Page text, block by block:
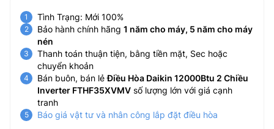
Tình Trạng: Mới 100%
Bảo hành chính hãng 1 năm cho máy, 5 năm cho máy
nén
Thanh toán thuận tiện, bằng tiền mặt, Sec hoặc
chuyển khoản
Bán buôn, bán lẻĐiều Hòa Daikin 12000Btu 2 Chiều
Inverter FTHF35XVMV số lượng lớn với giá cạnh
tranh
Báo giá vật tư và nhân công lắp đặt điều hòa